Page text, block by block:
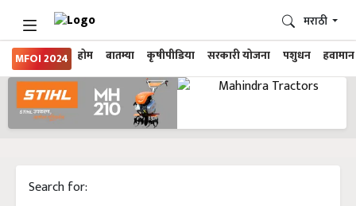
MFOI 2024 होम बातम्या कृषीपीडिया सरकारी योजना पशुधन हवामान
मराठी
Search for: